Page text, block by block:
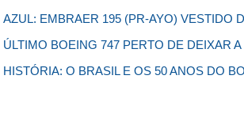
AZUL: EMBRAER 195 (PR-AYO) VESTIDO
ÚLTIMO BOEING 747 PERTO DE DEIXAR
HISTÓRIA: O BRASIL E OS 50 ANOS DO